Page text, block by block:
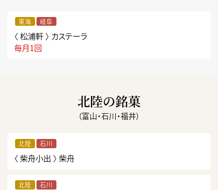
東海 岐阜
〈 松浦軒 〉 カステーラ
毎月1回
北陸の銘菓
（富山・石川・福井）
北陸 石川
〈 柴舟小出 〉 柴舟
北陸 石川